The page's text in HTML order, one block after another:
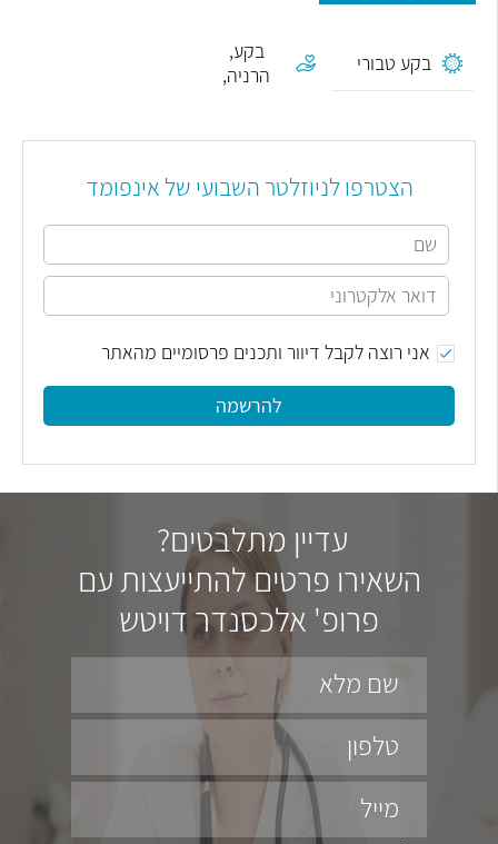
בקע טבורי
בקע,
הרניה,
הצטרפו לניוזלטר השבועי של אינפומד
אני רוצה לקבל דיוור ותכנים פרסומיים מהאתר
להרשמה
עדיין מתלבטים?
השאירו פרטים להתייעצות עם
פרופ' אלכסנדר דויטש
שם מלא
טלפון
מייל